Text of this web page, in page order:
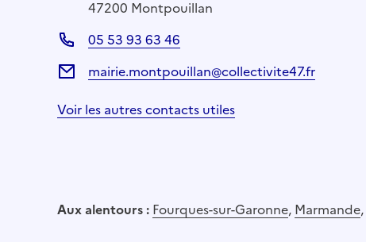
47200 Montpouillan
05 53 93 63 46
mairie.montpouillan@collectivite47.fr
Voir les autres contacts utiles
Aux alentours : Fourques-sur-Garonne, Marmande,